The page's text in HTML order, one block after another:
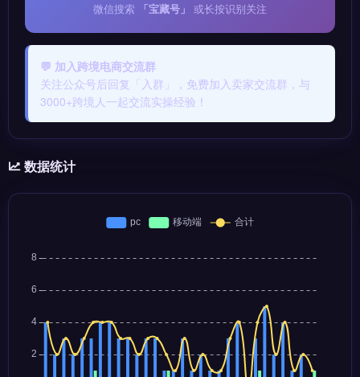
微信搜索 「宝藏号」 或长按识别关注
💬 加入跨境电商交流群
关注公众号后回复「入群」，免费加入卖家交流群，与
3000+跨境人一起交流实操经验！
数据统计